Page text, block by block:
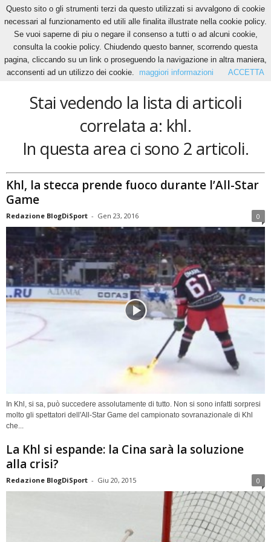
Home Tags Khl
khl
Stai vedendo la lista di articoli
correlata a: khl.
In questa area ci sono 2 articoli.
Khl, la stecca prende fuoco durante l’All-Star
Game
Redazione BlogDiSport - Gen 23, 2016 0
In Khl, si sa, può succedere assolutamente di tutto. Non si sono infatti sorpresi
molto gli spettatori dell'All-Star Game del campionato sovranazionale di Khl
che...
La Khl si espande: la Cina sarà la soluzione
alla crisi?
Redazione BlogDiSport - Giu 20, 2015 0
Questo sito o gli strumenti terzi da questo utilizzati si avvalgono di cookie
necessari al funzionamento ed utili alle finalita illustrate nella cookie policy.
Se vuoi saperne di piu o negare il consenso a tutti o ad alcuni cookie,
consulta la cookie policy. Chiudendo questo banner, scorrendo questa
pagina, cliccando su un link o proseguendo la navigazione in altra maniera,
acconsenti ad un utilizzo dei cookie.
maggiori informazioni ACCETTA